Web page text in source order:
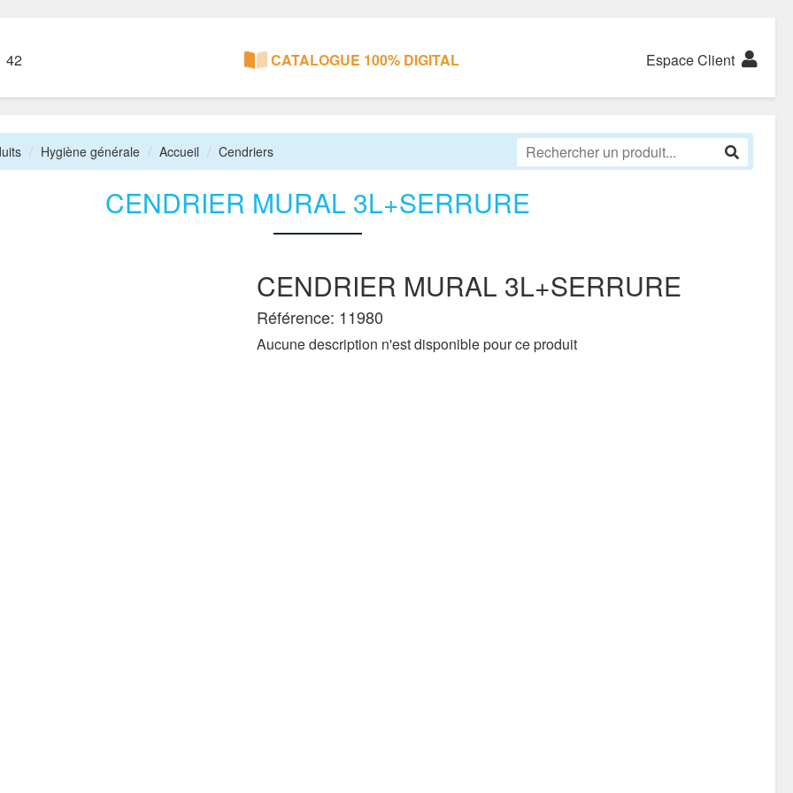
42 CATALOGUE 100% DIGITAL Espace Client
Hygiène générale Accueil Cendriers
CENDRIER MURAL 3L+SERRURE
CENDRIER MURAL 3L+SERRURE
Référence: 11980
Aucune description n'est disponible pour ce produit